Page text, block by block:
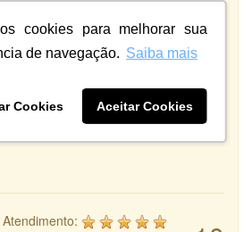
cookies para melhorar sua
de navegação. Saiba mais
Cookies Aceitar Cookies
de Designers que existe!
Atendimento: